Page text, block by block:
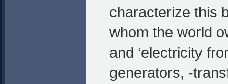
characterize this
whom the world
and ‘electricity
generators, -